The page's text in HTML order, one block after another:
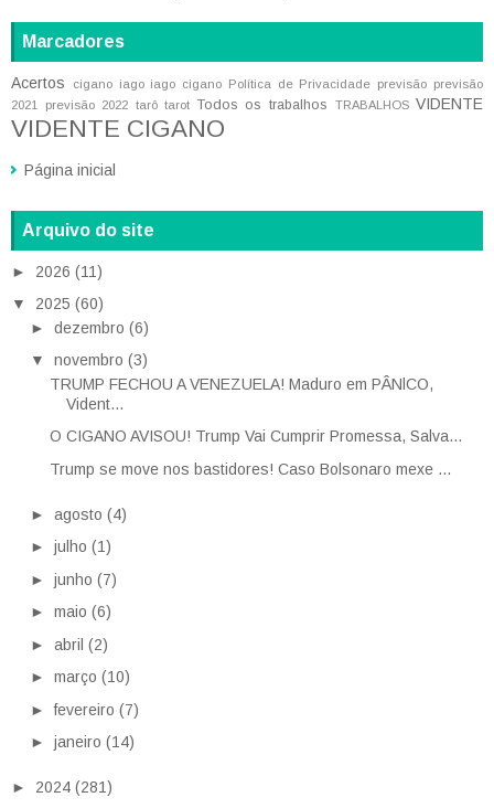
Marcadores
Acertos cigano iago iago cigano Política de Privacidade previsão previsão
2021
previsão 2022 tarô tarot Todos os trabalhos TRABALHOS VIDENTE
VIDENTE CIGANO
Página inicial
Arquivo do site
► 2026 (11)
▼ 2025 (60)
► dezembro (6)
▼ novembro (3)
TRUMP FECHOU A VENEZUELA! Maduro em PÂNlCO,
Vident...
O CIGANO AVISOU! Trump Vai Cumprir Promessa, Salva...
Trump se move nos bastidores! Caso Bolsonaro mexe ...
► agosto (4)
► julho (1)
► junho (7)
► maio (6)
► abril (2)
► março (10)
►fevereiro (7)
► janeiro (14)
► 2024 (281)